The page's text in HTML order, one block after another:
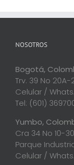
NOSOTROS
Bogotá,
Trv. 39 No 20A-
Celular /
Tel: (601)
Yumbo,
Cra 34 No 10-
Parque
Celular /